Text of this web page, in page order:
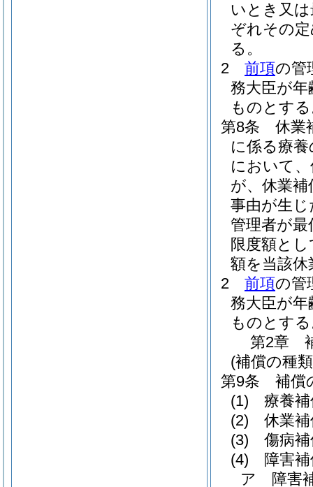
いとき又
ぞれその
る。
2
前項の管
務大臣が
ものとす
第8条
休業
に係る療
において
が、休業
事由が生
管理者が
限度額と
額を当該
2
前項の管
務大臣が
ものとす
第2章
(補償の種
第9条
補償
(1)
療養
(2)
休業
(3)
傷病
(4)
障害
ア
障害